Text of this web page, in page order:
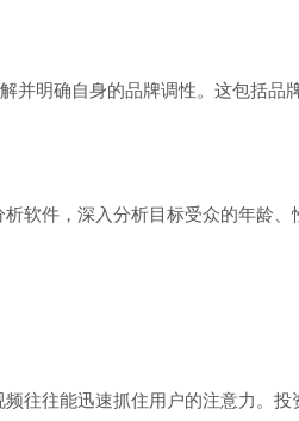
并明确自身的品牌调性。这包括
软件，深入分析目标受众的年龄
往往能迅速抓住用户的注意力。